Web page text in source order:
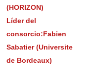
(HORIZON)
Líder del
consorcio:Fabien
Sabatier (Universite
de Bordeaux)